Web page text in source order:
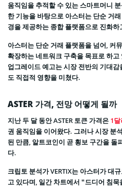
움직임을 추적할 수 있는 스마트머니
한 기능을 바탕으로 아스터는 단순 거
경을 제공하는 종합 플랫폼으로 진화하
아스터는 단순 거래 플랫폼을 넘어, 커
확장하는 네트워크 구축을 목표로 하
업그레이드 예고는 시장 전반의 기대감
도 직접적 영향을 미쳤다.
ASTER 가격, 전망 어떻게 될까
지난 두 달 동안 ASTER 토큰 가격은 1
권 움직임을 이어왔다. 그러나 시장 분
된 만큼, 알트코인이 곧 횡보 구간을 돌
다.
크립토 분석가 VERTIX는 아스터가 대
고 있다며, 일간 차트에서 “드디어 침